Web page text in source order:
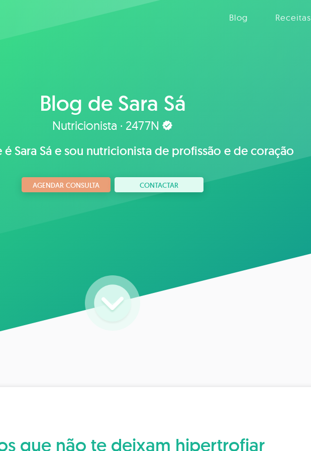
Blog Receitas
Blog de Sara Sá
Nutricionista · 2477N
Sara Sá e sou nutricionista de profissão e de coração
AGENDAR CONSULTA CONTACTAR
que não te deixam hipertrofiar